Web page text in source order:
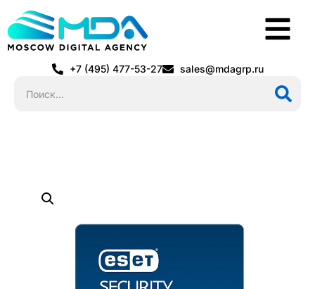
+7 (495) 477-53-27 sales@mdagrp.ru